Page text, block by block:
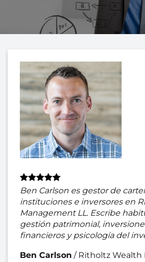
Ben Carlson es gestor de
instituciones e inversores en
Management LL. Escribe
gestión patrimonial,
financieros y psicología del
Ben Carlson / Ritholtz Wealth